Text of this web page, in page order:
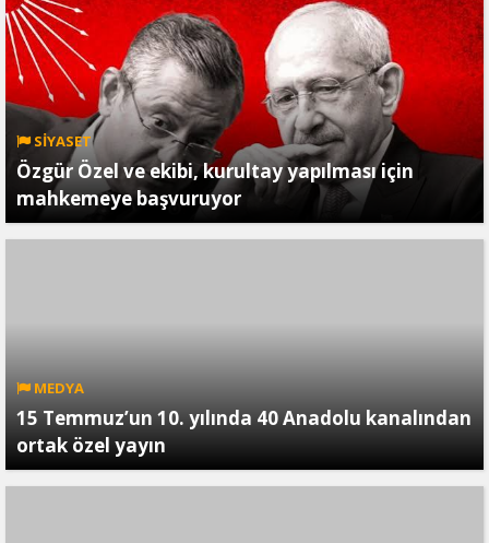
SİYASET
Özgür Özel ve ekibi, kurultay yapılması için
mahkemeye başvuruyor
MEDYA
15 Temmuz’un 10. yılında 40 Anadolu kanalından
ortak özel yayın